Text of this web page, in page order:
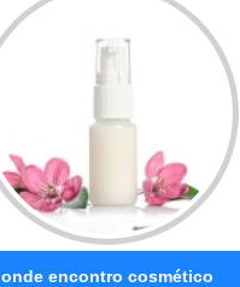
onde encontro cosmético